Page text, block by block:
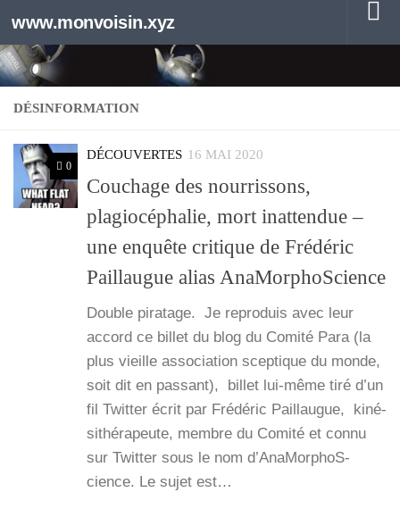
Au dessous du contenu
www.monvoisin.xyz
DÉSINFORMATION
0
DÉCOUVERTES 16 MAI 2020
Couchage des nourrissons,
plagiocéphalie, mort inattendue –
une enquête critique de Frédéric
Paillaugue alias AnaMorphoScience
Double pira­tage. Je repro­duis avec leur
accord ce billet du blog du Comi­té Para (la
plus vieille asso­cia­tion scep­tique du monde,
soit dit en pas­sant), billet lui-même tiré d’un
fil Twit­ter écrit par Fré­dé­ric Paillaugue, kiné­
si­thé­ra­peute, membre du Comi­té et connu
sur Twit­ter sous le nom d’Ana­Mor­phoS­
cience. Le sujet est…